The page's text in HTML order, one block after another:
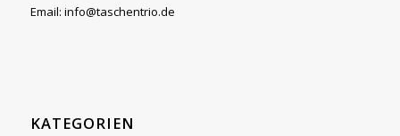
Email: info@taschentrio.de
KATEGORIEN